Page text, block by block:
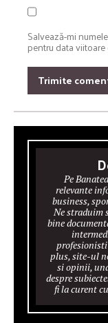
Salvează-mi
pentru data
Pe
relevante
business,
Ne straduim
bine
plus, site-ul
si opinii,
despre
fi la curent